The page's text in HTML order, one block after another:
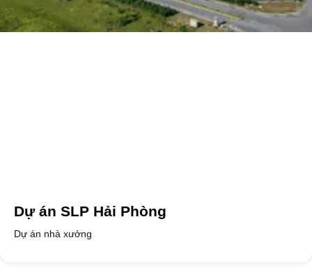
Dự án SLP Hải Phòng
Dự án nhà xưởng